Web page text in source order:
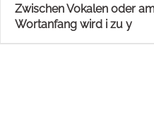
Zwischen Vokalen oder
Wortanfang wird i zu y